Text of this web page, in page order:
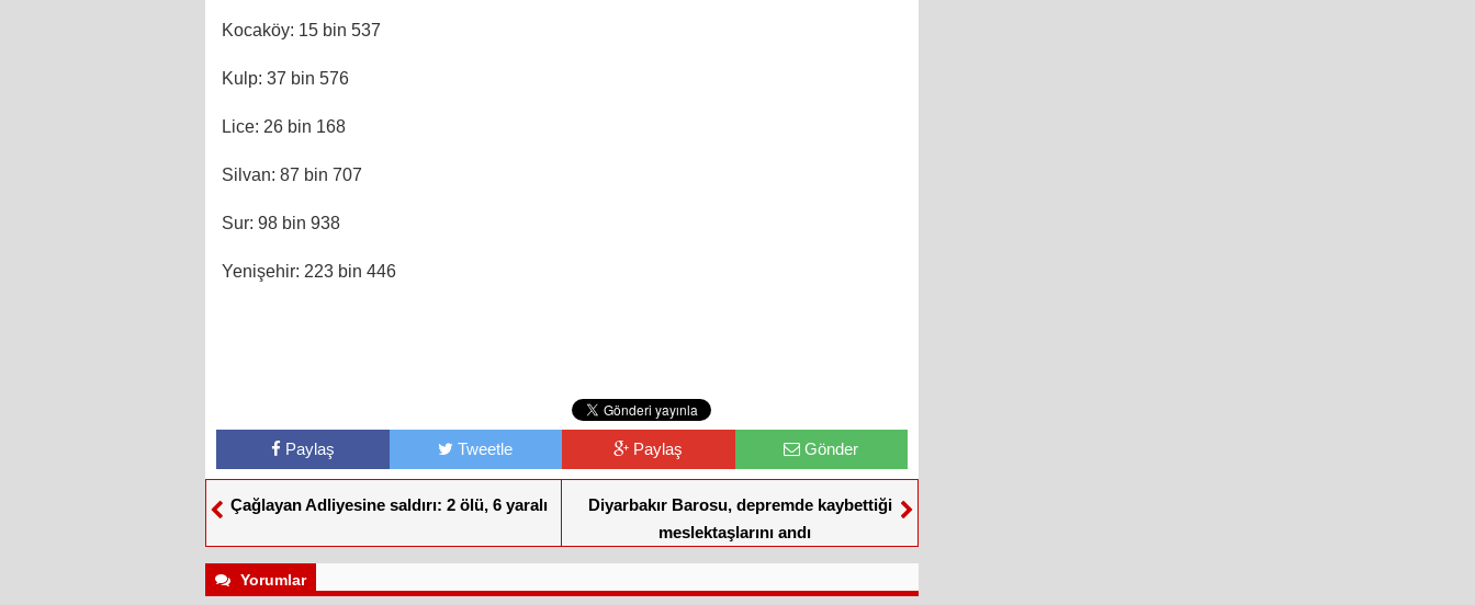
Kocaköy: 15 bin 537
Kulp: 37 bin 576
Lice: 26 bin 168
Silvan: 87 bin 707
Sur: 98 bin 938
Yenişehir: 223 bin 446
Paylaş Tweetle Paylaş Gönder
Çağlayan Adliyesine saldırı: 2 ölü, 6 yaralı
Diyarbakır Barosu, depremde kaybettiği
meslektaşlarını andı
Yorumlar